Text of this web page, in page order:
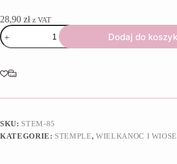
28,90 zł z VAT
ilość
Foremka
Króliczek
w
Dodaj do
SKU: STEM-85
KATEGORIE: STEMPLE,WIELKANOC I